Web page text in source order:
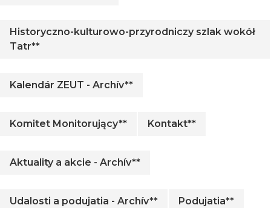
Historyczno-kulturowo-przyrodniczy szlak wokół
Tatr**
Kalendár ZEUT - Archív**
Komitet Monitorujący** Kontakt**
Aktuality a akcie - Archív**
Udalosti a podujatia - Archív** Podujatia**